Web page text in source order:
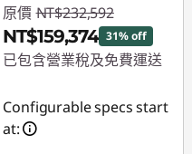
原價 NT$232,592
NT$159,374 31% off
已包含營業稅及免費運送
NT$73,218
Configurable specs start
at: